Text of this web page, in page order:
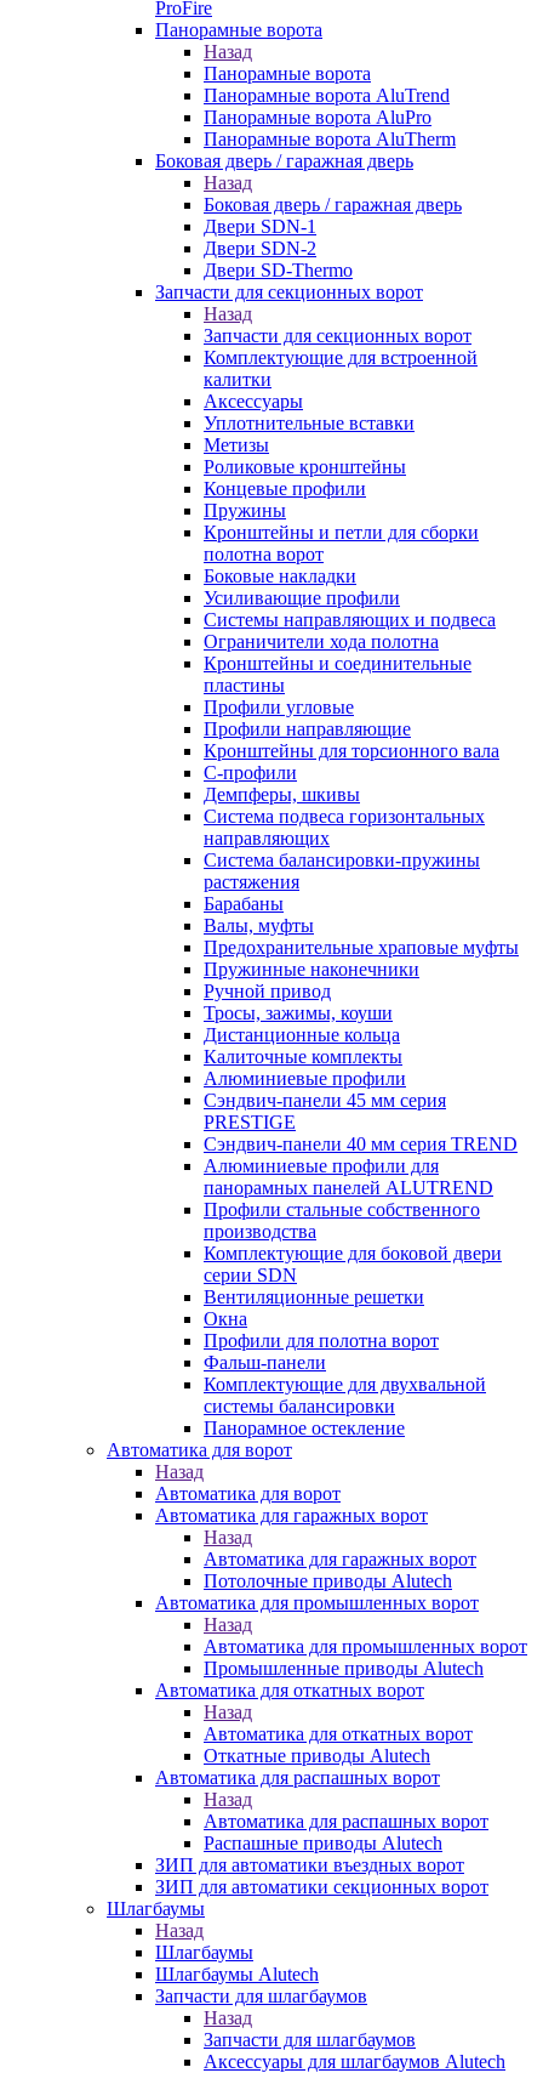
ProFire
Панорамные ворота
Назад
Панорамные ворота
Панорамные ворота AluTrend
Панорамные ворота AluPro
Панорамные ворота AluTherm
Боковая дверь / гаражная дверь
Назад
Боковая дверь / гаражная дверь
Двери SDN-1
Двери SDN-2
Двери SD-Thermo
Запчасти для секционных ворот
Назад
Запчасти для секционных ворот
Комплектующие для встроенной
калитки
Аксессуары
Уплотнительные вставки
Метизы
Роликовые кронштейны
Концевые профили
Пружины
Кронштейны и петли для сборки
полотна ворот
Боковые накладки
Усиливающие профили
Системы направляющих и подвеса
Ограничители хода полотна
Кронштейны и соединительные
пластины
Профили угловые
Профили направляющие
Кронштейны для торсионного вала
С-профили
Демпферы, шкивы
Система подвеса горизонтальных
направляющих
Система балансировки-пружины
растяжения
Барабаны
Валы, муфты
Предохранительные храповые муфты
Пружинные наконечники
Ручной привод
Тросы, зажимы, коуши
Дистанционные кольца
Калиточные комплекты
Алюминиевые профили
Сэндвич-панели 45 мм серия
PRESTIGE
Сэндвич-панели 40 мм серия TREND
Алюминиевые профили для
панорамных панелей ALUTREND
Профили стальные собственного
производства
Комплектующие для боковой двери
серии SDN
Вентиляционные решетки
Окна
Профили для полотна ворот
Фальш-панели
Комплектующие для двухвальной
системы балансировки
Панорамное остекление
Автоматика для ворот
Назад
Автоматика для ворот
Автоматика для гаражных ворот
Назад
Автоматика для гаражных ворот
Потолочные приводы Alutech
Автоматика для промышленных ворот
Назад
Автоматика для промышленных ворот
Промышленные приводы Alutech
Автоматика для откатных ворот
Назад
Автоматика для откатных ворот
Откатные приводы Alutech
Автоматика для распашных ворот
Назад
Автоматика для распашных ворот
Распашные приводы Alutech
ЗИП для автоматики въездных ворот
ЗИП для автоматики секционных ворот
Шлагбаумы
Назад
Шлагбаумы
Шлагбаумы Alutech
Запчасти для шлагбаумов
Назад
Запчасти для шлагбаумов
Аксессуары для шлагбаумов Alutech